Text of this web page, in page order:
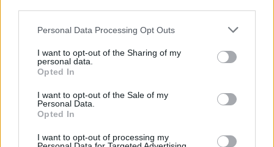
Personal Data Processing Opt Outs
I want to opt-out of the Sharing of my
personal data.
Opted In
I want to opt-out of the Sale of my
Personal Data.
Opted In
I want to opt-out of processing my
07 sierpnia 2026 | 05:20
06 sierpnia 2026 | 20:44
06 sierpnia 2026 | 20:19
Biskupi Meksyku: stulecie Cristiady to czas łaski
06 sierpnia 2026 | 18:32